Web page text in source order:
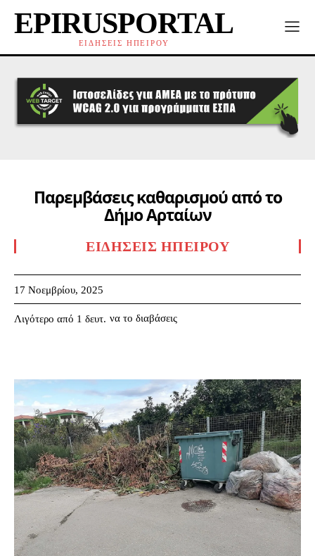
EPIRUSPORTAL
ΕΙΔΗΣΕΙΣ ΗΠΕΙΡΟΥ
Παρεμβάσεις καθαρισμού από το
Δήμο Αρταίων
ΕΙΔΉΣΕΙΣ ΗΠΕΊΡΟΥ
17 Νοεμβρίου, 2025
Λιγότερο από 1 δευτ. να το διαβάσεις